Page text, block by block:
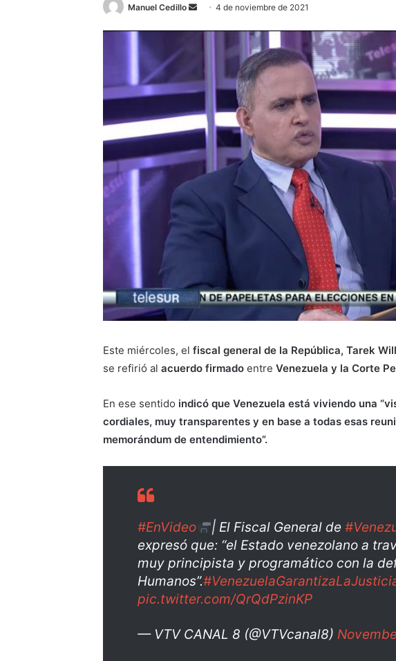
Manuel Cedillo
Send4 de noviembre de 2021
Este miércoles, elfiscal general de la República, Tarek
se refirió alacuerdo firmado entreVenezuela y la Corte
En ese sentido indicó que Venezuela está viviendo una
cordiales, muy transparentes y en base a todas esas
memorándum de entendimiento”.
#EnVideo | El Fiscal General de
expresó que: “el Estado venezolano a
muy principista y programático con la
Humanos”.
pic.twitter.com/QrQdPzinKP
— VTV CANAL 8 (@VTVcanal8)